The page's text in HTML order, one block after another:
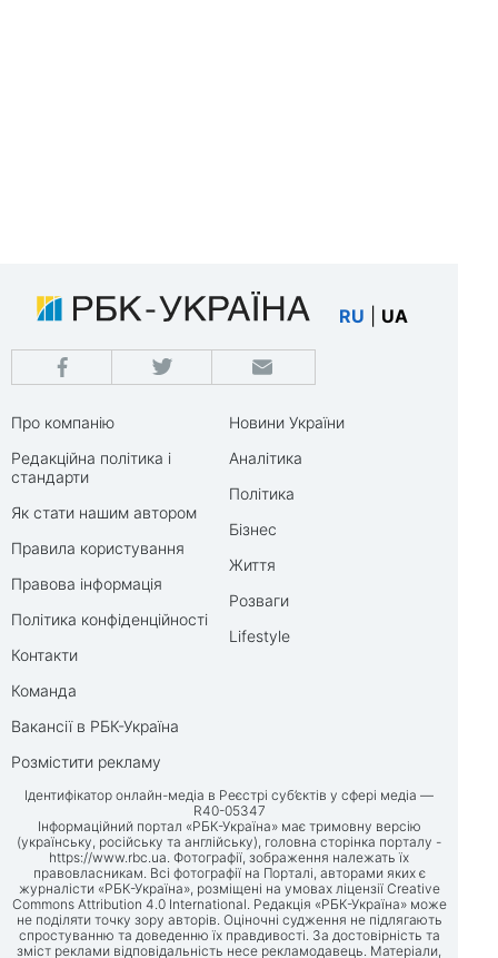
RU UA
Про компанію
Редакційна політика і
стандарти
Як стати нашим автором
Правила користування
Правова інформація
Політика конфіденційності
Контакти
Команда
Вакансії в РБК-Україна
Розмістити рекламу
Новини України
Аналітика
Політика
Бізнес
Життя
Розваги
Lifestyle
Ідентифікатор онлайн-медіа в Реєстрі суб’єктів у сфері медіа —
R40-05347
Інформаційний портал «РБК-Україна» має тримовну версію
(українську, російську та англійську), головна сторінка порталу -
https://www.rbc.ua. Фотографії, зображення належать їх
правовласникам. Всі фотографії на Порталі, авторами яких є
журналісти «РБК-Україна», розміщені на умовах ліцензії Creative
Commons Attribution 4.0 International. Редакція «РБК-Україна» може
не поділяти точку зору авторів. Оціночні судження не підлягають
спростуванню та доведенню їх правдивості. За достовірність та
зміст реклами відповідальність несе рекламодавець. Матеріали,